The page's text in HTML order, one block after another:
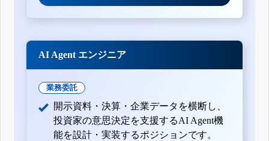
AI Agent エンジニア
業務委託
開示資料・決算・企業データを横断し、
投資家の意思決定を支援するAI Agent機
能を設計・実装するポジションです。